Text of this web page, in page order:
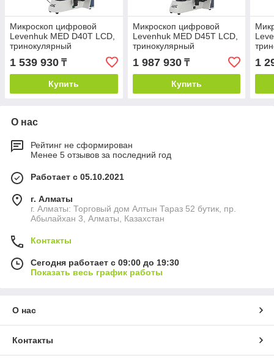
Микроскоп цифровой
Levenhuk MED D40T LCD,
тринокулярный
1 539 930 ₸
Купить
Микроскоп цифровой
Levenhuk MED D45T LCD,
тринокулярный
1 987 930₸
Купить
1
О нас
Рейтинг не сформирован
Менее 5 отзывов за последний год
Работает с 05.10.2021
г. Алматы
г. Алматы: Торговый дом Алтын Тараз 52 бутик, пр.
Абылайхан 3, Алматы, Казахстан
Контакты
Сегодня работает с 09:00 до 19:30
Показать весь график работы
О нас
Контакты